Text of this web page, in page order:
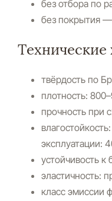
без отбора по
без покрытия —
Технические
твёрдость по
плотность:
прочность при
влагостойкость:
эксплуатации:
устойчивость
эластичность:
класс эмиссии